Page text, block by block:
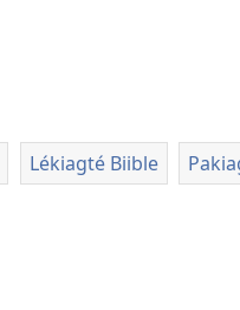
Lékiagté Biible